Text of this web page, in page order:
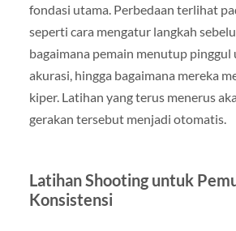
fondasi utama. Perbedaan terlihat
seperti cara mengatur langkah
bagaimana pemain menutup pinggul
akurasi, hingga bagaimana mereka
kiper. Latihan yang terus menerus
gerakan tersebut menjadi otomatis.
Latihan Shooting untuk
Konsistensi